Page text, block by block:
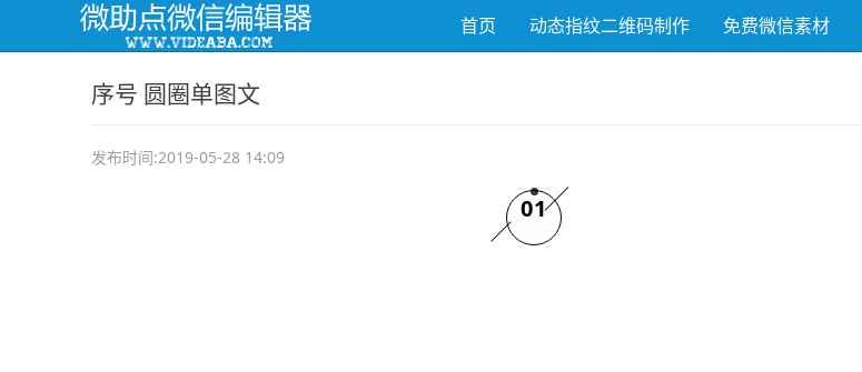
首页 动态指纹二维码制作 免费微信素材
序号 圆圈单图文
发布时间:2019-05-28 14:09
01